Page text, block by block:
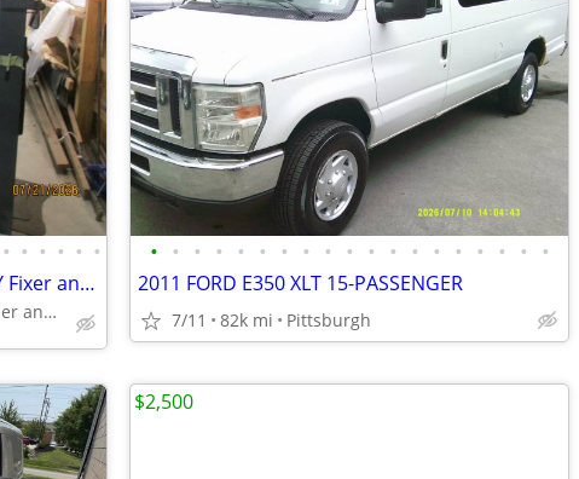
• • • • • •
2015 Ram Promaster City * Easy DIY Fixer and Budget Priced, Rebuilt
Fenelton, Pa. near Butler and Kittanning
• • • • • • • • • • • • • • • • • • •
2011 FORD E350 XLT 15-PASSENGER
7/11 82k mi Pittsburgh
$2,500